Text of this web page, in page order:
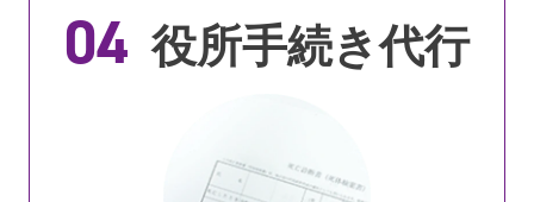
04 役所手続き代行